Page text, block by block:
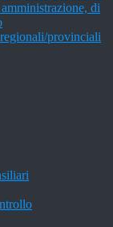
di
provinciali